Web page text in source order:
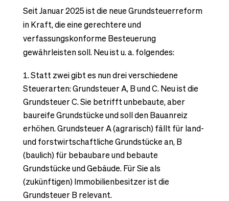
Seit Januar 2025 ist die neue Grundsteuerreform
in Kraft, die eine gerechtere und
verfassungskonforme Besteuerung
gewährleisten soll. Neu ist u. a. folgendes:
Statt zwei gibt es nun drei verschiedene
Steuerarten: Grundsteuer A, B und C. Neu ist die
Grundsteuer C. Sie betrifft unbebaute, aber
baureife Grundstücke und soll den Bauanreiz
erhöhen. Grundsteuer A (agrarisch) fällt für land-
und forstwirtschaftliche Grundstücke an, B
(baulich) für bebaubare und bebaute
Grundstücke und Gebäude. Für Sie als
(zukünftigen) Immobilienbesitzer ist die
Grundsteuer B relevant.